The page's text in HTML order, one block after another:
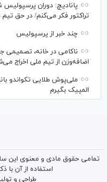
پانادیچ: دوران پرسپولیس
تراکتور فکر می‌کنم/ در حق
چند خبر از پرسپولیس
ناکامی در خانه، تصمیمی
اضافه‌وزن از تیم ملی اخراج
ملی‌پوش‌ طلایی تکواندو
المپیک بگیرم
تمامی حقوق مادی و معنوی این
استفاده از آن با
طراحی و